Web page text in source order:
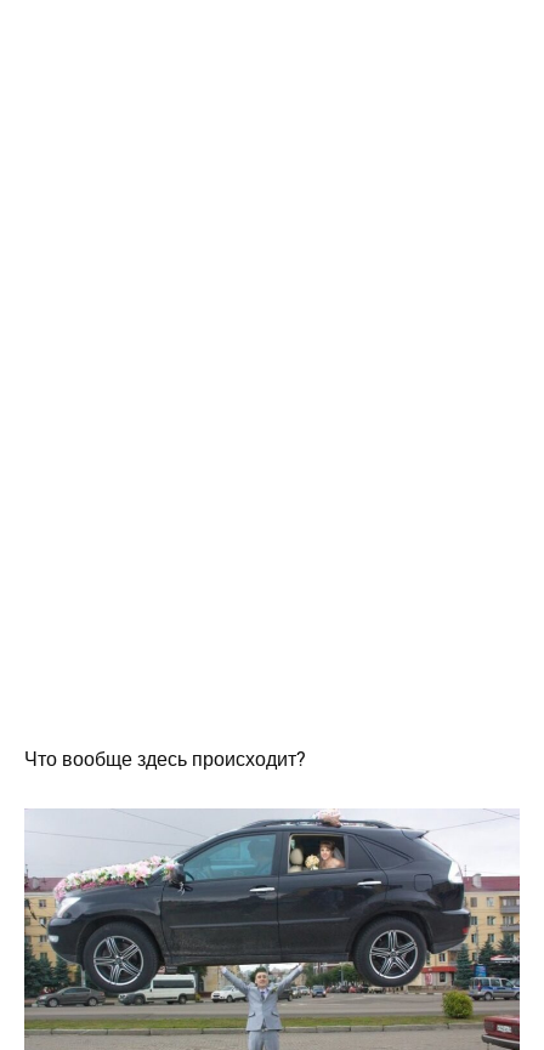
Что вообще здесь происходит?